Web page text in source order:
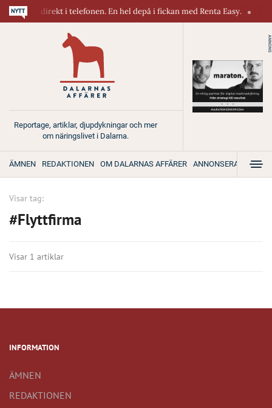
direkt i telefonen. En hel depå i fickan med Renta Easy.
Reportage, artiklar, djupdykningar och mer
om näringslivet i Dalarna.
ANNONS
ÄMNEN REDAKTIONEN OM DALARNAS AFFÄRER ANNONSERA
Visar tag:
#Flyttfirma
Visar 1 artiklar
INFORMATION
ÄMNEN
REDAKTIONEN